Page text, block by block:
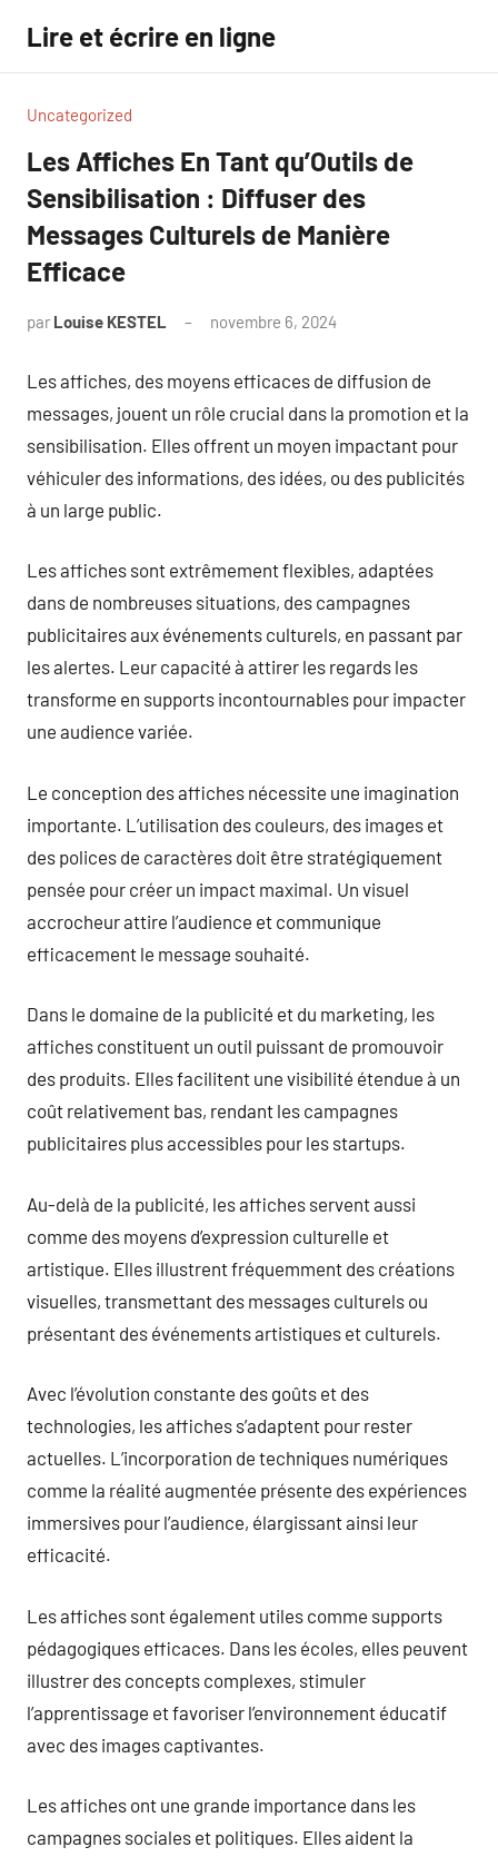
contenu
Lire et écrire en ligne
Uncategorized
Les Affiches En Tant qu’Outils de
Sensibilisation : Diffuser des
Messages Culturels de Manière
Efficace
par Louise KESTEL novembre 6, 2024
Les affiches, des moyens efficaces de diffusion de
messages, jouent un rôle crucial dans la promotion et la
sensibilisation. Elles offrent un moyen impactant pour
véhiculer des informations, des idées, ou des publicités
à un large public.
Les affiches sont extrêmement flexibles, adaptées
dans de nombreuses situations, des campagnes
publicitaires aux événements culturels, en passant par
les alertes. Leur capacité à attirer les regards les
transforme en supports incontournables pour impacter
une audience variée.
Le conception des affiches nécessite une imagination
importante. L’utilisation des couleurs, des images et
des polices de caractères doit être stratégiquement
pensée pour créer un impact maximal. Un visuel
accrocheur attire l’audience et communique
efficacement le message souhaité.
Dans le domaine de la publicité et du marketing, les
affiches constituent un outil puissant de promouvoir
des produits. Elles facilitent une visibilité étendue à un
coût relativement bas, rendant les campagnes
publicitaires plus accessibles pour les startups.
Au-delà de la publicité, les affiches servent aussi
comme des moyens d’expression culturelle et
artistique. Elles illustrent fréquemment des créations
visuelles, transmettant des messages culturels ou
présentant des événements artistiques et culturels.
Avec l’évolution constante des goûts et des
technologies, les affiches s’adaptent pour rester
actuelles. L’incorporation de techniques numériques
comme la réalité augmentée présente des expériences
immersives pour l’audience, élargissant ainsi leur
efficacité.
Les affiches sont également utiles comme supports
pédagogiques efficaces. Dans les écoles, elles peuvent
illustrer des concepts complexes, stimuler
l’apprentissage et favoriser l’environnement éducatif
avec des images captivantes.
Les affiches ont une grande importance dans les
campagnes sociales et politiques. Elles aident la